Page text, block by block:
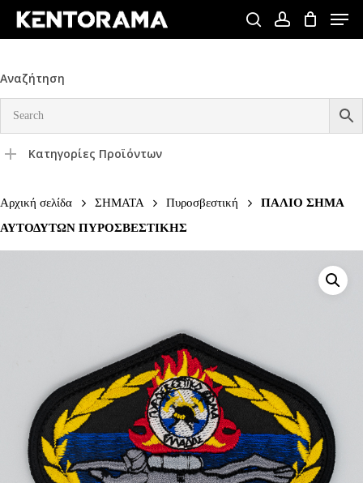
Skip
content
searchaccount
Menu
Αναζήτηση
Κατηγορίες Προϊόντων
Αρχική σελίδα ΣΗΜΑΤΑ Πυροσβεστική
ΠΑΛΙΟ ΣΗΜΑ
ΑΥΤΟΔΥΤΩΝ ΠΥΡΟΣΒΕΣΤΙΚΗΣ